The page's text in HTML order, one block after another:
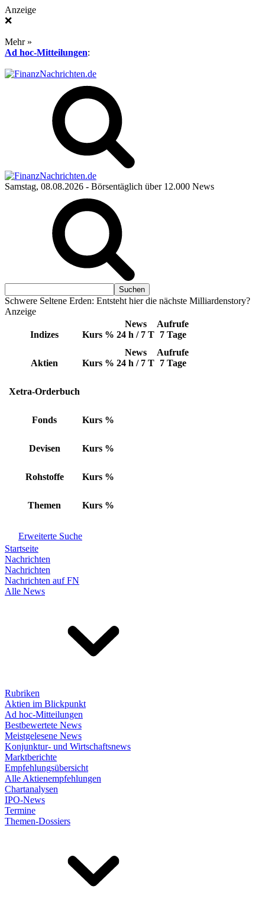
Anzeige
❌
Mehr »
Ad hoc-Mitteilungen:
Samstag, 08.08.2026 - Börsentäglich über 12.000 News
Schwere Seltene Erden: Entsteht hier die nächste Milliardenstory?
Anzeige
Indizes Kurs %
News
24 h / 7 T
Aufrufe
7 Tage
Aktien Kurs %
News
24 h / 7 T
Aufrufe
7 Tage
Xetra-Orderbuch
Fonds Kurs %
Devisen Kurs %
Rohstoffe Kurs %
Themen Kurs %
Erweiterte Suche
Startseite
Nachrichten
Nachrichten
Nachrichten auf FN
Alle News
Rubriken
Aktien im Blickpunkt
Ad hoc-Mitteilungen
Bestbewertete News
Meistgelesene News
Konjunktur- und Wirtschaftsnews
Marktberichte
Empfehlungsübersicht
Alle Aktienempfehlungen
Chartanalysen
IPO-News
Termine
Themen-Dossiers